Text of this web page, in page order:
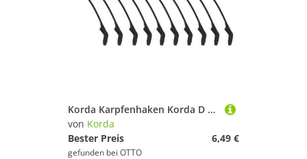
Korda Karpfenhaken Korda D Rig Kickers green - 10 Gummiringe
von Korda
Bester Preis
6,49 €
gefunden bei OTTO